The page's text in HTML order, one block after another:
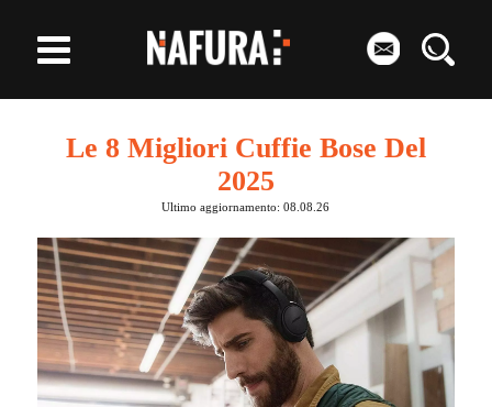
Le 8 Migliori Cuffie Bose Del
2025
Ultimo aggiornamento: 08.08.26